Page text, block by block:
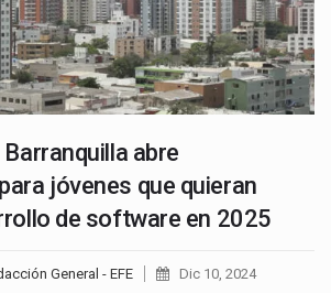
abre
jóvenes que quieran
de software en 2025
General - EFE Dic 10, 2024